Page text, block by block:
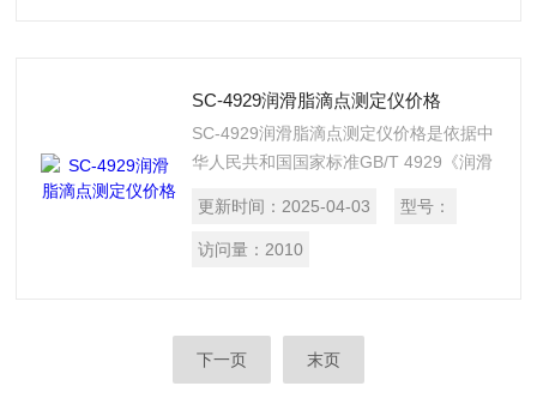
SC-4929润滑脂滴点测定仪价格
SC-4929润滑脂滴点测定仪价格是依据中
华人民共和国国家标准GB/T 4929《润滑
适用于测定润滑脂的滴点。本仪器外形精
巧，易于操作，安全性能可靠。
更新时间： 2025-04-03 型号：
访问量： 2010
下一页 末页